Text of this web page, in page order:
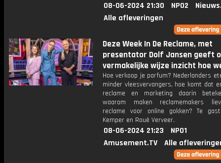
08-06-2024 21:30 NPO2
Alle afleveringen
Deze Week In De Reclame, met
presentator Dolf Jansen geeft
vermakelijke wijze inzicht hoe
Hoe verkoop je parfum? Nederlanders
minder vleesvervangers, hoe komt dat
reclame en marketing daarin
waarom maken reclamemakers
reclame voor online gokken? Te
Kemper en Roué Verveer.
08-06-2024 21:23
NPO1
Amusement.TV
Alle